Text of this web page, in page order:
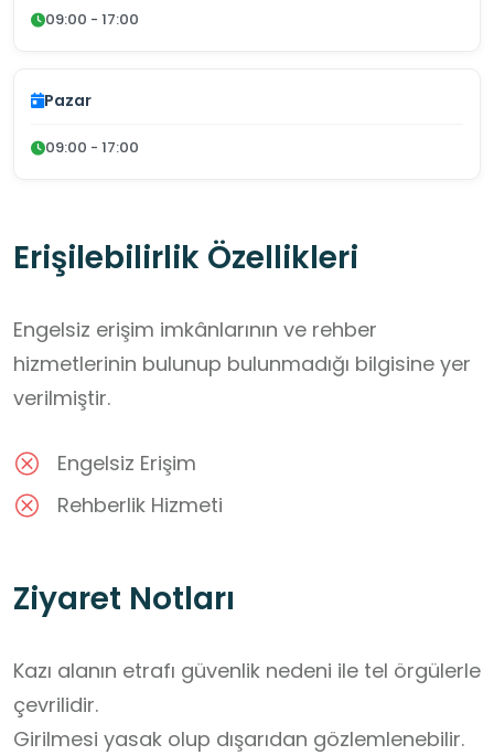
09:00 - 17:00
Pazar
09:00 - 17:00
Erişilebilirlik Özellikleri
Engelsiz erişim imkânlarının ve rehber
hizmetlerinin bulunup bulunmadığı bilgisine yer
verilmiştir.
Engelsiz Erişim
Rehberlik Hizmeti
Ziyaret Notları
Kazı alanın etrafı güvenlik nedeni ile tel örgülerle
çevrilidir.
Girilmesi yasak olup dışarıdan gözlemlenebilir.